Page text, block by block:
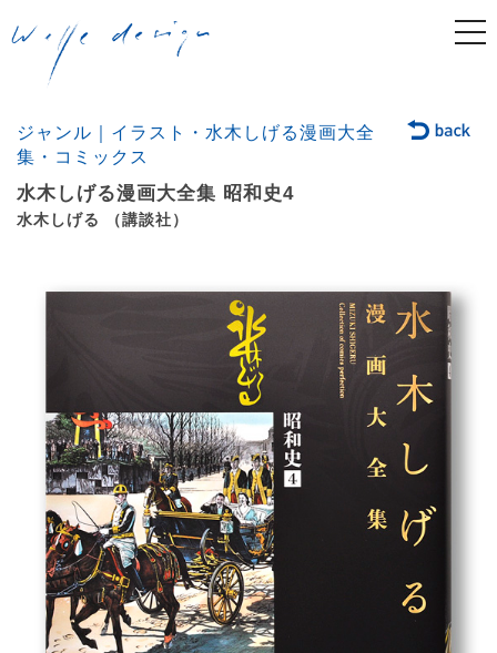
ジャンル｜イラスト・水木しげる漫画大全
集・コミックス
水木しげる漫画大全集 昭和史4
水木しげる （講談社）